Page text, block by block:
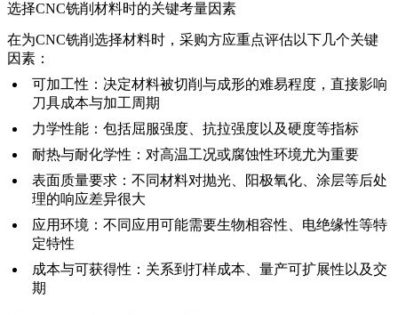
选择CNC铣削材料时的关键考量因素
在为CNC铣削选择材料时，采购方应重点评估以下几个关键
因素：
可加工性： 决定材料被切削与成形的难易程度，直接影响
刀具成本与加工周期
力学性能： 包括屈服强度、抗拉强度以及硬度等指标
耐热与耐化学性： 对高温工况或腐蚀性环境尤为重要
表面质量要求： 不同材料对抛光、阳极氧化、涂层等后处
理的响应差异很大
应用环境： 不同应用可能需要生物相容性、电绝缘性等特
定特性
成本与可获得性： 关系到打样成本、量产可扩展性以及交
期